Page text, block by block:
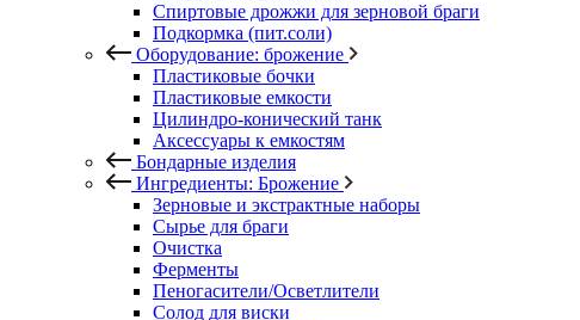
Спиртовые дрожжи для зерновой браги
Подкормка (пит.соли)
Оборудование: брожение
Пластиковые бочки
Пластиковые емкости
Цилиндро-конический танк
Аксессуары к емкостям
Бондарные изделия
Ингредиенты: Брожение
Зерновые и экстрактные наборы
Сырье для браги
Очистка
Ферменты
Пеногасители/Осветлители
Солод для виски